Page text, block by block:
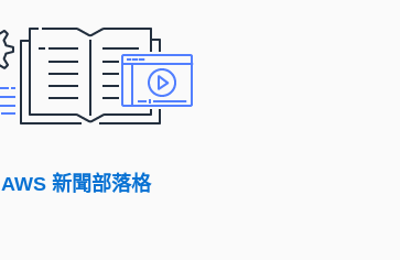
AWS 新聞部落格